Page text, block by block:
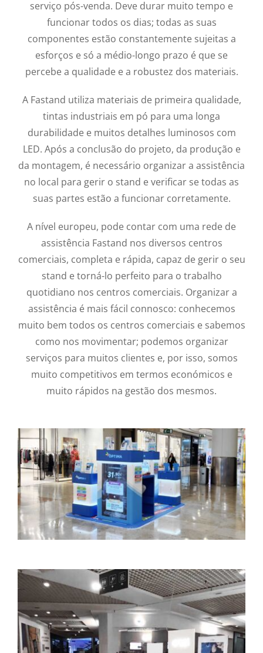
serviço pós-venda. Deve durar muito tempo e
funcionar todos os dias; todas as suas
componentes estão constantemente sujeitas a
esforços e só a médio-longo prazo é que se
percebe a qualidade e a robustez dos materiais.
A Fastand utiliza materiais de primeira qualidade,
tintas industriais em pó para uma longa
durabilidade e muitos detalhes luminosos com
LED. Após a conclusão do projeto, da produção e
da montagem, é necessário organizar a assistência
no local para gerir o stand e verificar se todas as
suas partes estão a funcionar corretamente.
A nível europeu, pode contar com uma rede de
assistência Fastand nos diversos centros
comerciais, completa e rápida, capaz de gerir o seu
stand e torná-lo perfeito para o trabalho
quotidiano nos centros comerciais. Organizar a
assistência é mais fácil connosco: conhecemos
muito bem todos os centros comerciais e sabemos
como nos movimentar; podemos organizar
serviços para muitos clientes e, por isso, somos
muito competitivos em termos económicos e
muito rápidos na gestão dos mesmos.